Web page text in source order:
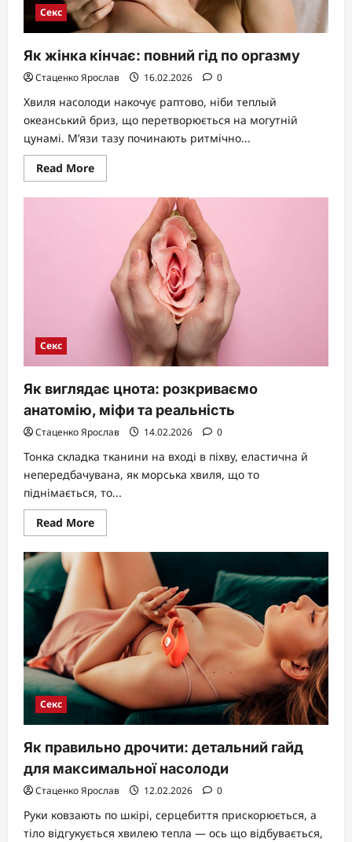
Секс
Як жінка кінчає: повний гід по оргазму
Стаценко Ярослав 16.02.2026 0
Хвиля насолоди накочує раптово, ніби теплый
океанський бриз, що перетворюється на могутній
цунамі. М’язи тазу починають ритмічно...
Read MoreRead
more
Як
повний
оргазму
Секс
Як виглядає цнота: розкриваємо
анатомію, міфи та реальність
Стаценко Ярослав 14.02.2026 0
Тонка складка тканини на вході в піхву, еластична й
непередбачувана, як морська хвиля, що то
піднімається, то...
Read MoreRead
more
Як
виглядає
цнота:
розкриваємо
анатомію,
міфи
та
реальність
Секс
Як правильно дрочити: детальний гайд
для максимальної насолоди
Стаценко Ярослав 12.02.2026 0
Руки ковзають по шкірі, серцебиття прискорюється, а
тіло відгукується хвилею тепла — ось що відбувається,